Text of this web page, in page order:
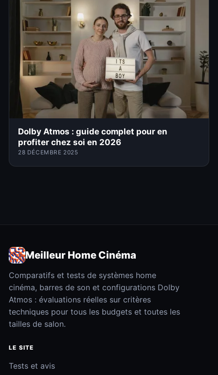
Dolby Atmos : guide complet pour en
profiter chez soi en 2026
28 DÉCEMBRE 2025
Meilleur Home Cinéma
Comparatifs et tests de systèmes home
cinéma, barres de son et configurations Dolby
Atmos : évaluations réelles sur critères
techniques pour tous les budgets et toutes les
tailles de salon.
LE SITE
Tests et avis